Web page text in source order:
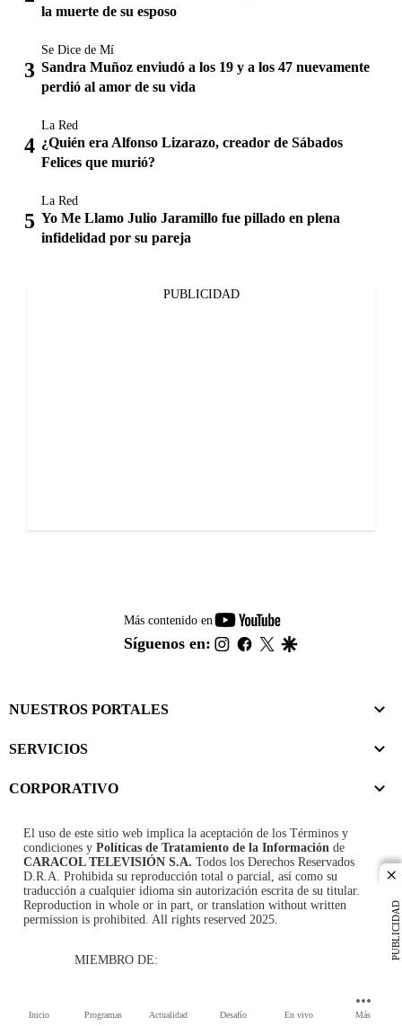
Inicio Programas Actualidad Desafío En vivo Más
PUBLICIDAD
la muerte de su esposo
Se Dice de Mí
Sandra Muñoz enviudó a los 19 y a los 47 nuevamente
perdió al amor de su vida
La Red
¿Quién era Alfonso Lizarazo, creador de Sábados
Felices que murió?
La Red
Yo Me Llamo Julio Jaramillo fue pillado en plena
infidelidad por su pareja
PUBLICIDAD
Más contenido en
youtube-
footer
Síguenos en: instagram
facebook
twitter
NUESTROS PORTALES
SERVICIOS
CORPORATIVO
El uso de este sitio web implica la aceptación de los Términos y
condiciones y Políticas de Tratamiento de la Información de
CARACOL TELEVISIÓN S.A. Todos los Derechos Reservados
D.R.A. Prohibida su reproducción total o parcial, así como su
traducción a cualquier idioma sin autorización escrita de su titular.
Reproduction in whole or in part, or translation without written
permission is prohibited. All rights reserved 2025.
MIEMBRO DE: